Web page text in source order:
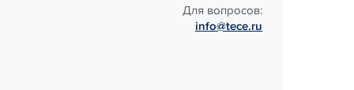
Для вопросов:
info@tece.ru